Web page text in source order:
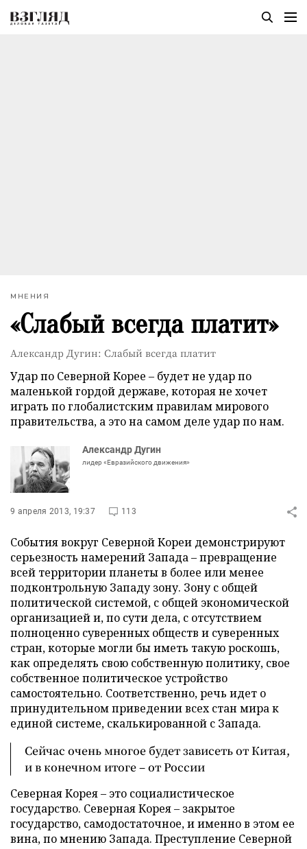
МНЕНИЯ
«Слабый всегда платит»
Александр Дугин: Слабый всегда платит
Удар по Северной Корее – будет не удар по
маленькой гордой державе, которая не хочет
играть по глобалистским правилам мирового
правительства, а это на самом деле удар по нам.
Александр Дугин
лидер «Евразийского движения»
9 апреля 2013, 19:37 113
События вокруг Северной Кореи демонстрируют
серьезность намерений Запада – превращение
всей территории планеты в более или менее
подконтрольную Западу зону. Зону с общей
политической системой, с общей экономической
организацией и, по сути дела, с отсутствием
полноценно суверенных обществ и суверенных
стран, которые могли бы иметь такую роскошь,
как определять свою собственную политику, свое
собственное политическое устройство
самостоятельно. Соответственно, речь идет о
принудительном приведении всех стан мира к
единой системе, скалькированной с Запада.
Сейчас очень многое будет зависеть от Китая,
и в конечном итоге – от России
Северная Корея – это социалистическое
государство. Северная Корея – закрытое
государство, самодостаточное, и именно в этом ее
вина, по мнению Запада. Преступление Северной